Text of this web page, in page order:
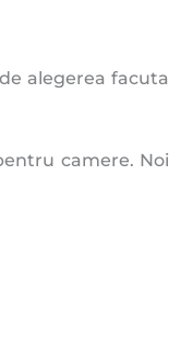
alegerea facuta
camere. Noi